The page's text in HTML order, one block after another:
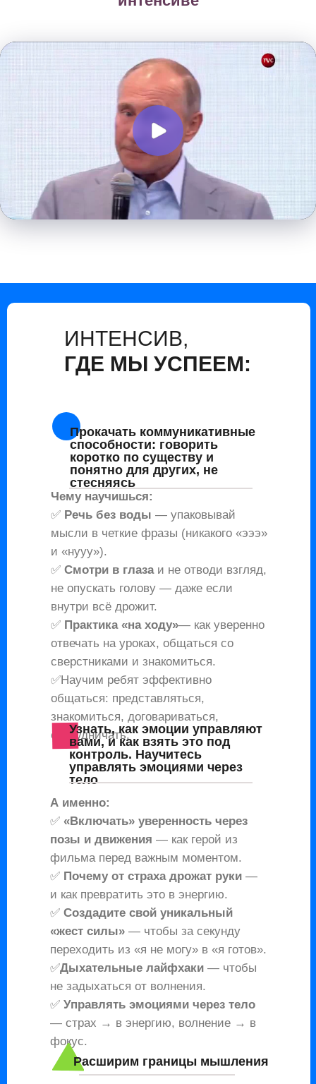
ИНТЕНСИВ,
ГДЕ МЫ УСПЕЕМ:
Чему научишься:
✅ Речь без воды — упаковывай
мысли в четкие фразы (никакого «эээ»
и «нууу»).
✅ Смотри в глаза и не отводи взгляд,
не опускать голову — даже если
внутри всё дрожит.
✅ Практика «на ходу»— как уверенно
отвечать на уроках, общаться со
сверстниками и знакомиться.
✅Научим ребят эффективно
общаться: представляться,
знакомиться, договариваться,
сотрудничать.
А именно:
✅ «Включать» уверенность через
позы и движения — как герой из
фильма перед важным моментом.
✅ Почему от страха дрожат руки —
и как превратить это в энергию.
✅ Создадите свой уникальный
«жест силы» — чтобы за секунду
переходить из «я не могу» в «я готов».
✅Дыхательные лайфхаки — чтобы
не задыхаться от волнения.
✅ Управлять эмоциями через тело
— страх → в энергию, волнение → в
фокус.
Прокачать коммуникативные
способности: говорить
коротко по существу и
понятно для других, не
стесняясь
Узнать, как эмоции управляют
вами, и как взять это под
контроль. Научитесь
управлять эмоциями через
тело
Расширим границы мышления